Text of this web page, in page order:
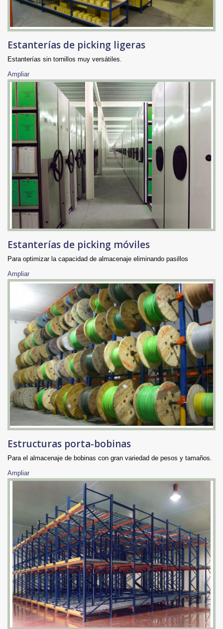
Estanterías de picking ligeras
Estanterías sin tornillos muy versátiles.
Ampliar
Estanterías de picking móviles
Para optimizar la capacidad de almacenaje eliminando pasillos
Ampliar
Estructuras porta-bobinas
Para el almacenaje de bobinas con gran variedad de pesos y tamaños.
Ampliar